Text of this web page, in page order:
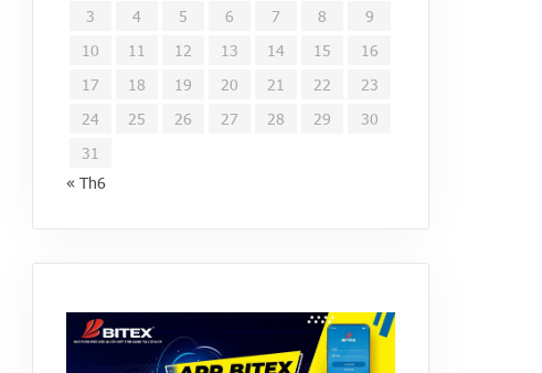
3
4 5 6 7 8
9
10
11 12 13 14 15
16
17
18 19 20 21 22
23
24
25 26 27 28 29
30
31
« Th6